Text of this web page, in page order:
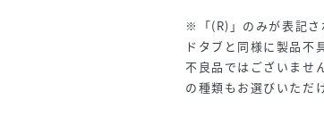
※「(R)」のみが表記さ
ドタブと同様に製品不
不良品ではございませ
の種類もお選びいただ